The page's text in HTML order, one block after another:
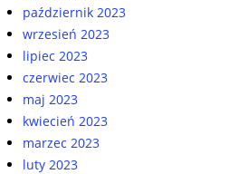
październik 2023
wrzesień 2023
lipiec 2023
czerwiec 2023
maj 2023
kwiecień 2023
marzec 2023
luty 2023